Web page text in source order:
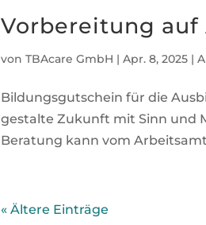
Vorbereitung
vonTBAcare GmbH |Apr. 8, 2025 |
Bildungsgutschein für die
gestalte Zukunft mit Sinn und
Beratung kann vom
« Ältere Einträge